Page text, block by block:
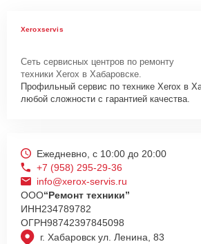
Xeroxservis
Сеть сервисных центров по ремонту
техники Xerox в Хабаровске.
Профильный сервис по технике Xerox в
любой сложности с гарантией качества.
г. Хабаровск ул. Ленина, 83
Ежедневно, с 10:00 до 20:00
+7 (958) 295-29-36
info@xerox-servis.ru
ООО“Ремонт техники”
ИНН234789782
ОГРН98742397845098